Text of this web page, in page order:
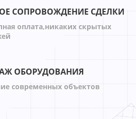
СОПРОВОЖДЕНИЕ СДЕЛКИ
оплата,никаких скрытых
ОБОРУДОВАНИЯ
современных объектов